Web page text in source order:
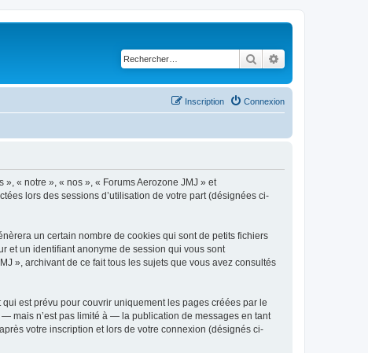
Rechercher
Connexion
Inscription
« notre », « nos », « Forums Aerozone JMJ » et
lors des sessions d’utilisation de votre part (désignées ci-
un certain nombre de cookies qui sont de petits fichiers
et un identifiant anonyme de session qui vous sont
», archivant de ce fait tous les sujets que vous avez consultés
est prévu pour couvrir uniquement les pages créées par le
mais n’est pas limité à — la publication de messages en tant
votre inscription et lors de votre connexion (désignés ci-